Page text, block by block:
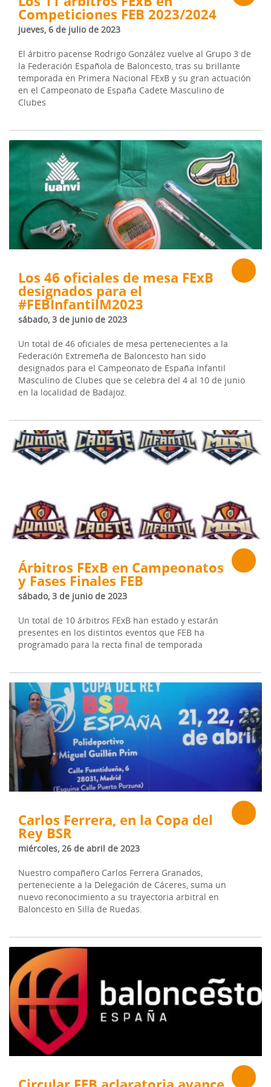
Competiciones FEB 2023/2024
jueves, 6 de julio de 2023
El árbitro pacense Rodrigo González vuelve al Grupo 3 de
la Federación Española de Baloncesto, tras su brillante
temporada en Primera Nacional FExB y su gran actuación
en el Campeonato de España Cadete Masculino de
Clubes
Los 46 oficiales de mesa FExB
designados para el
#FEBInfantilM2023
sábado, 3 de junio de 2023
Un total de 46 oficiales de mesa pertenecientes a la
Federación Extremeña de Baloncesto han sido
designados para el Campeonato de España Infantil
Masculino de Clubes que se celebra del 4 al 10 de junio
en la localidad de Badajoz.
Árbitros FExB en Campeonatos
y Fases Finales FEB
sábado, 3 de junio de 2023
Un total de 10 árbitros FExB han estado y estarán
presentes en los distintos eventos que FEB ha
programado para la recta final de temporada
Carlos Ferrera, en la Copa del
Rey BSR
miércoles, 26 de abril de 2023
Nuestro compañero Carlos Ferrera Granados,
perteneciente a la Delegación de Cáceres, suma un
nuevo reconocimiento a su trayectoria arbitral en
Baloncesto en Silla de Ruedas.